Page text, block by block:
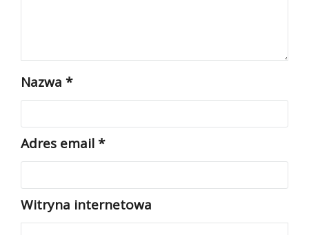
Nazwa *
Adres email*
Witryna internetowa